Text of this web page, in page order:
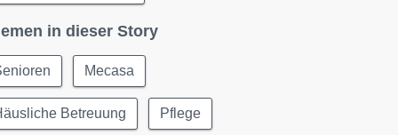
in dieser Story
Mecasa
Betreuung Pflege